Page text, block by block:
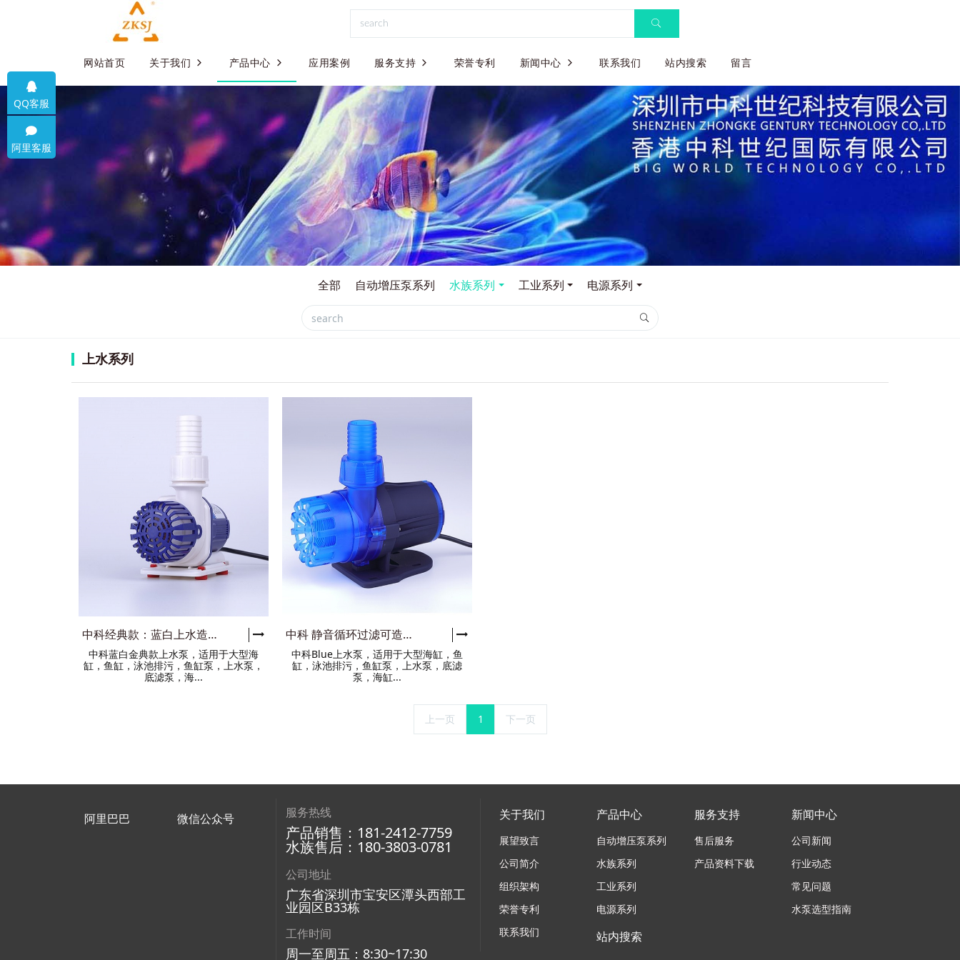
网站首页 关于我们 产品中心 应用案例 服务支持 荣誉专利 新闻中心 联系我们 站内搜索 留言
全部 自动增压泵系列 水族系列 工业系列 电源系列
上水系列
中科经典款：蓝白上水造浪直流变频水泵
中科蓝白金典款上水泵，适用于大型海
缸，鱼缸，泳池排污，鱼缸泵，上水泵，
底滤泵，海...
中科 静音循环过滤可造浪潜水泵 Blue系列
中科Blue上水泵，适用于大型海缸，鱼
缸，泳池排污，鱼缸泵，上水泵，底滤
泵，海缸...
上一页 1 下一页
阿里巴巴 微信公众号 服务热线
产品销售：181-2412-7759
水族售后：180-3803-0781
公司地址
广东省深圳市宝安区潭头西部工
业园区B33栋
工作时间
周一至周五：8:30~17:30
关于我们
展望致言
公司简介
组织架构
荣誉专利
联系我们
产品中心
自动增压泵系列
水族系列
工业系列
电源系列
服务支持
售后服务
产品资料下载
新闻中心
公司新闻
行业动态
常见问题
水泵选型指南
站内搜索
QQ客服
阿里客服